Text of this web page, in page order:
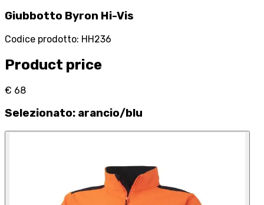
Giubbotto Byron Hi-Vis
Codice prodotto: HH236
Product price
€ 68
Selezionato: arancio/blu